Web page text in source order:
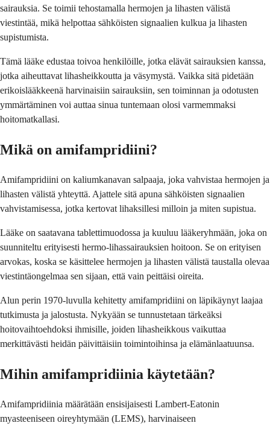
sairauksia. Se toimii tehostamalla hermojen ja lihasten välistä
viestintää, mikä helpottaa sähköisten signaalien kulkua ja lihasten
supistumista.
Tämä lääke edustaa toivoa henkilöille, jotka elävät sairauksien kanssa,
jotka aiheuttavat lihasheikkoutta ja väsymystä. Vaikka sitä pidetään
erikoislääkkeenä harvinaisiin sairauksiin, sen toiminnan ja odotusten
ymmärtäminen voi auttaa sinua tuntemaan olosi varmemmaksi
hoitomatkallasi.
Mikä on amifampridiini?
Amifampridiini on kaliumkanavan salpaaja, joka vahvistaa hermojen ja
lihasten välistä yhteyttä. Ajattele sitä apuna sähköisten signaalien
vahvistamisessa, jotka kertovat lihaksillesi milloin ja miten supistua.
Lääke on saatavana tablettimuodossa ja kuuluu lääkeryhmään, joka on
suunniteltu erityisesti hermo-lihassairauksien hoitoon. Se on erityisen
arvokas, koska se käsittelee hermojen ja lihasten välistä taustalla olevaa
viestintäongelmaa sen sijaan, että vain peittäisi oireita.
Alun perin 1970-luvulla kehitetty amifampridiini on läpikäynyt laajaa
tutkimusta ja jalostusta. Nykyään se tunnustetaan tärkeäksi
hoitovaihtoehdoksi ihmisille, joiden lihasheikkous vaikuttaa
merkittävästi heidän päivittäisiin toimintoihinsa ja elämänlaatuunsa.
Mihin amifampridiinia käytetään?
Amifampridiinia määrätään ensisijaisesti Lambert-Eatonin
myasteeniseen oireyhtymään (LEMS), harvinaiseen